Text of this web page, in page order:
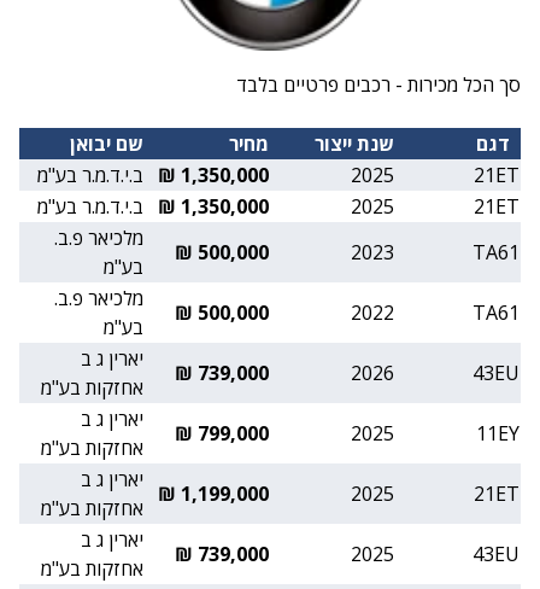
סך הכל מכירות - רכבים פרטיים בלבד
דגם שנת ייצור מחיר
שם יבואן
21ET
2025
1,350,000 ₪
ב.י.ד.מ.ר בע"מ
21ET
2025
1,350,000 ₪
ב.י.ד.מ.ר בע"מ
TA61
2023
500,000 ₪
מלכיאר פ.ב.
בע"מ
TA61
2022
500,000 ₪
מלכיאר פ.ב.
בע"מ
43EU
2026
739,000 ₪
יארין ג ב
אחזקות בע"מ
11EY
2025
799,000 ₪
יארין ג ב
אחזקות בע"מ
21ET
2025
1,199,000 ₪
יארין ג ב
אחזקות בע"מ
43EU
2025
739,000 ₪
יארין ג ב
אחזקות בע"מ